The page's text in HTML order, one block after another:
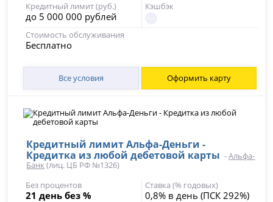
Кредитный лимит (руб.)
до 5 000 000 рублей
Кэшбэк
Стоимость обслуживания
Бесплатно
Все условия Оформить карту
Кредитный лимит Альфа-Деньги -
Кредитка из любой дебетовой карты -Альфа-
Банк (лиц. ЦБ РФ №1326)
Без процентов
21 день без %
Ставка (% годовых)
0,8% в день (ПСК 292%)